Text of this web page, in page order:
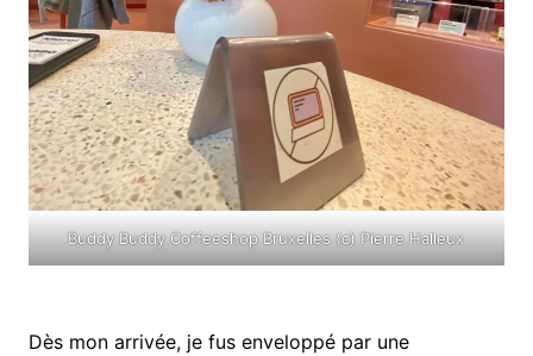
Buddy Buddy Coffeeshop Bruxelles (c) Pierre Halleux
Dès mon arrivée, je fus enveloppé par une